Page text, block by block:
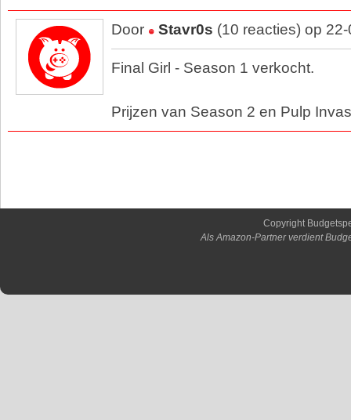
Door Stavr0s (10 reacties) op
Final Girl - Season 1 verkocht.
Prijzen van Season 2 en Pulp
Copyright
Als Amazon-Partner verdient